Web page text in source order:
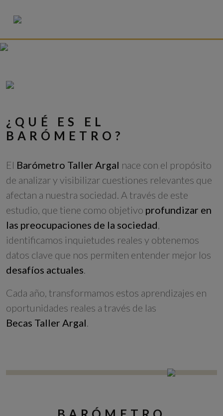
¿QUÉ ES EL
BARÓMETRO?
El Barómetro Taller Argal nace con el propósito
de analizar y visibilizar cuestiones relevantes que
afectan a nuestra sociedad. A través de este
estudio, que tiene como objetivo profundizar en
las preocupaciones de la sociedad,
identificamos inquietudes reales y obtenemos
datos clave que nos permiten entender mejor los
desafíos actuales.
Cada año, transformamos estos aprendizajes en
oportunidades reales a través de las
Becas Taller Argal.